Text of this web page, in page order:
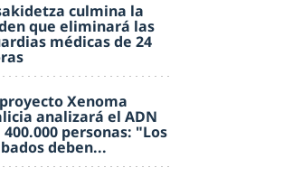
culmina la
que eliminará las
médicas de 24
Xenoma
analizará el ADN
400.000 personas: "Los
deben...